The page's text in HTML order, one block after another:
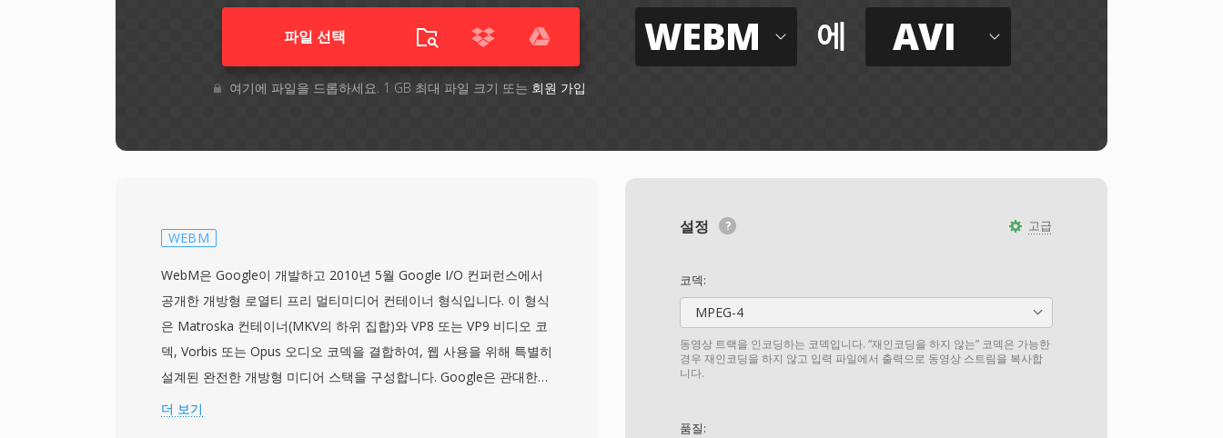
파일 선택
여기에 파일을 드롭하세요. 1 GB 최대 파일 크기 또는 회원 가입
WEBM 에 AVI
고급
설정
코덱:
MPEG-4
동영상 트랙을 인코딩하는 코덱입니다. “재인코딩을 하지 않는” 코덱은 가능한
경우 재인코딩을 하지 않고 입력 파일에서 출력으로 동영상 스트림을 복사합
니다.
품질:
WEBM
WebM은 Google이 개발하고 2010년 5월 Google I/O 컨퍼런스에서
공개한 개방형 로열티 프리 멀티미디어 컨테이너 형식입니다. 이 형식
은 Matroska 컨테이너(MKV의 하위 집합)와 VP8 또는 VP9 비디오 코
덱, Vorbis 또는 Opus 오디오 코덱을 결합하여, 웹 사용을 위해 특별히
설계된 완전한 개방형 미디어 스택을 구성합니다. Google은 관대한
BSD 스타일 라이선스로 VP8 코덱과 함께 WebM을 공개하여, 개방형
더 보기